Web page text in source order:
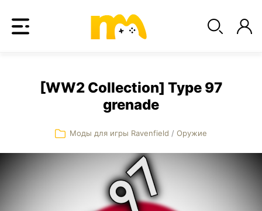
[WW2 Collection] Type 97
grenade
Моды для игры Ravenfield / Оружие